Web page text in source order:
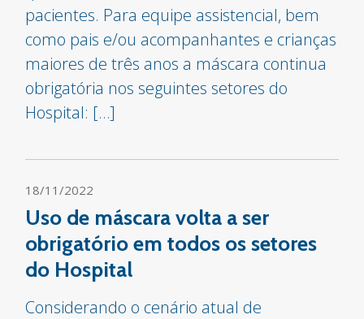
pacientes. Para equipe assistencial, bem
como pais e/ou acompanhantes e crianças
maiores de três anos a máscara continua
obrigatória nos seguintes setores do
Hospital: […]
18/11/2022
Uso de máscara volta a ser
obrigatório em todos os setores
do Hospital
Considerando o cenário atual de